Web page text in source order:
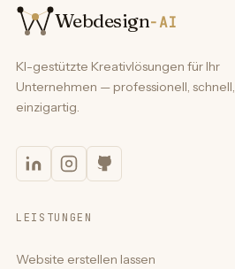
Webdesign-AI
KI-gestützte Kreativlösungen für Ihr
Unternehmen — professionell, schnell,
einzigartig.
LEISTUNGEN
Website erstellen lassen